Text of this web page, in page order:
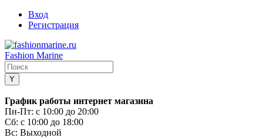
Вход
Регистрация
Fashion Marine
График работы интернет магазина
Пн-Пт: с 10:00 до 20:00
Сб: с 10:00 до 18:00
Вс: Выходной